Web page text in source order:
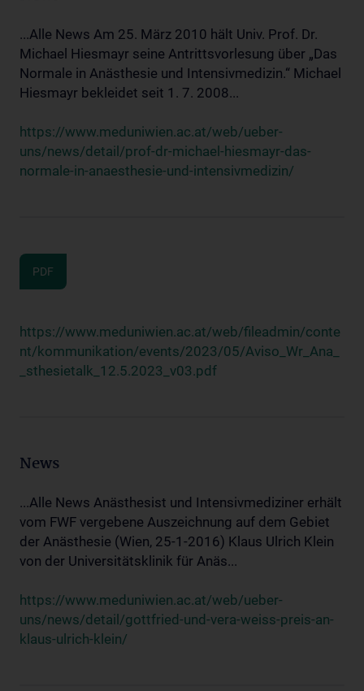
...Alle News Am 25. März 2010 hält Univ. Prof. Dr.
Michael Hiesmayr seine Antrittsvorlesung über „Das
Normale in Anästhesie und Intensivmedizin.“ Michael
Hiesmayr bekleidet seit 1. 7. 2008...
https://www.meduniwien.ac.at/web/ueber-
uns/news/detail/prof-dr-michael-hiesmayr-das-
normale-in-anaesthesie-und-intensivmedizin/
PDF
https://www.meduniwien.ac.at/web/fileadmin/conte
nt/kommunikation/events/2023/05/Aviso_Wr_Ana_
_sthesietalk_12.5.2023_v03.pdf
News
...Alle News Anästhesist und Intensivmediziner erhält
vom FWF vergebene Auszeichnung auf dem Gebiet
der Anästhesie (Wien, 25-1-2016) Klaus Ulrich Klein
von der Universitätsklinik für Anäs...
https://www.meduniwien.ac.at/web/ueber-
uns/news/detail/gottfried-und-vera-weiss-preis-an-
klaus-ulrich-klein/